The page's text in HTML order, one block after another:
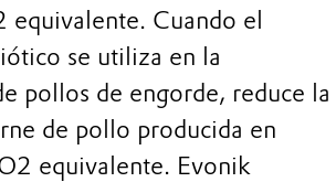
equivalente. Cuando el
se utiliza en la
pollos de engorde, reduce la
de pollo producida en
equivalente. Evonik